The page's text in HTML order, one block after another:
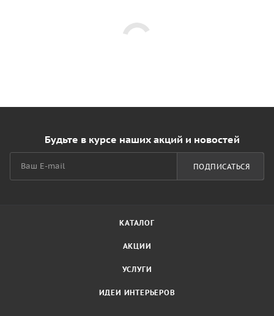
Будьте в курсе наших акций и новостей
ПОДПИСАТЬСЯ
КАТАЛОГ
АКЦИИ
УСЛУГИ
ИДЕИ ИНТЕРЬЕРОВ